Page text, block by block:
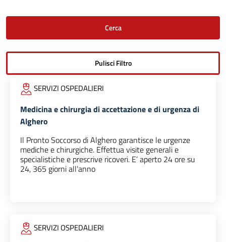
SERVIZI OSPEDALIERI
Medicina e chirurgia di accettazione e di urgenza di
Alghero
Il Pronto Soccorso di Alghero garantisce le urgenze
mediche e chirurgiche. Effettua visite generali e
specialistiche e prescrive ricoveri. E’ aperto 24 ore su
24, 365 giorni all’anno
SERVIZI OSPEDALIERI